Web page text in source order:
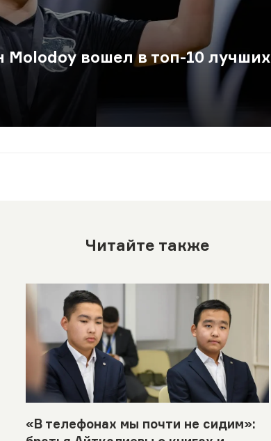
Molodoy вошел в топ-10 лучших
Читайте также
«В телефонах мы почти не сидим»: